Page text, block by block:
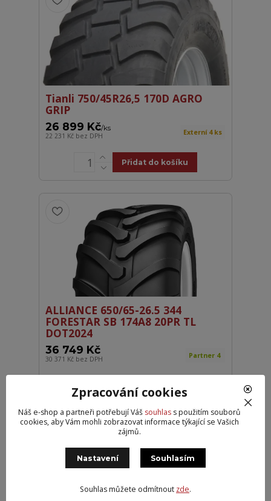
Tianli 750/45R26,5 170D AGRO
GRIP
26 899 Kč/ks
22 231 Kč bez DPH Externí 4 ks
Přidat do košíku
ALLIANCE 650/65-26.5 344
FORESTAR SB 174A8 20PR TL
DOT2024
36 749 Kč
30 371 Kč bez DPH Partner 4
Zpracování cookies
Náš e-shop a partneři potřebují Váš souhlass použitím souborů
cookies, aby Vám mohli zobrazovat informace týkající se Vašich
zájmů.
Nastavení Souhlasím
Souhlas můžete odmítnout zde.